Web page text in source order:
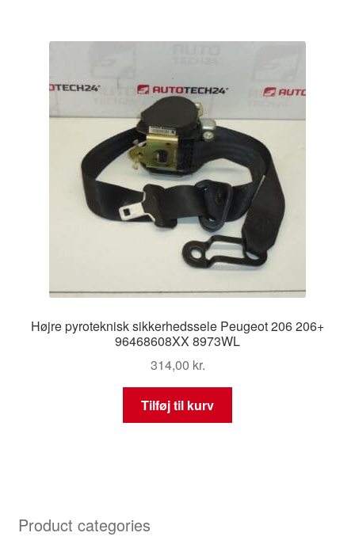
Højre pyroteknisk sikkerhedssele Peugeot 206 206+
96468608XX 8973WL
314,00 kr.
Tilføj til kurv
Product categories